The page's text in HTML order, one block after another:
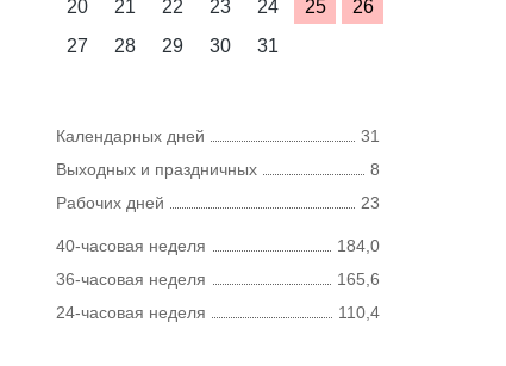
20
21 22 23 24 25
26
27
28 29 30 31
Календарных дней
31
Выходных и праздничных
8
Рабочих дней
23
40-часовая неделя
184,0
36-часовая неделя
165,6
24-часовая неделя
110,4